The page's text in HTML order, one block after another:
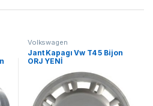
Volkswagen
Jant Kapagı Vw T4 5 Bijon
ORJ YENİ